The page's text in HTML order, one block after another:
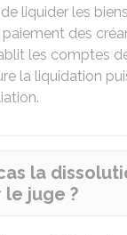
liquider les
des
les comptes
la liquidation
la
juge ?